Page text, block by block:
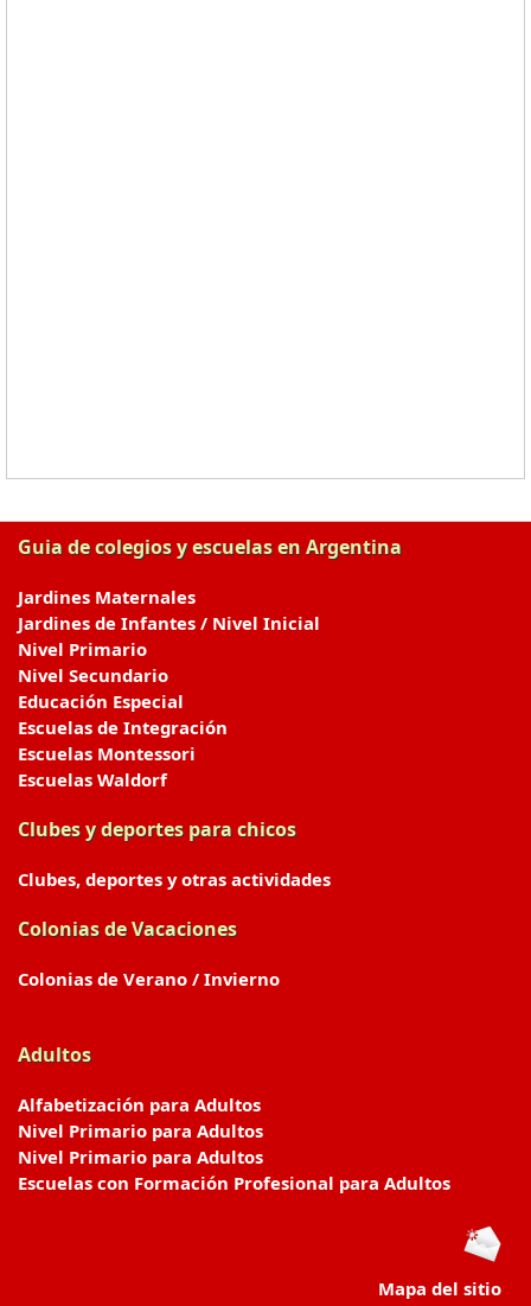
Guia de colegios y escuelas en Argentina
Jardines Maternales
Jardines de Infantes / Nivel Inicial
Nivel Primario
Nivel Secundario
Educación Especial
Escuelas de Integración
Escuelas Montessori
Escuelas Waldorf
Clubes y deportes para chicos
Clubes, deportes y otras actividades
Colonias de Vacaciones
Colonias de Verano / Invierno
Adultos
Alfabetización para Adultos
Nivel Primario para Adultos
Nivel Primario para Adultos
Escuelas con Formación Profesional para Adultos
Mapa del sitio